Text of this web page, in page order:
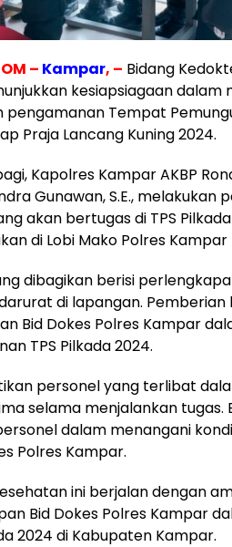
– Kampar, – Bidang
kesiapsiagaan
Tempat
Praja Lancang Kuning 2024.
Kapolres Kampar AKBP
Gunawan, S.E.,
akan bertugas di TPS
di Lobi Mako Polres Kampar
dibagikan berisi
di lapangan.
Bid Dokes Polres Kampar
TPS Pilkada 2024.
personel yang terlibat
selama menjalankan tugas.
dalam menangani
Polres Kampar.
ini berjalan dengan
Bid Dokes Polres Kampar
2024 di Kabupaten Kampar.